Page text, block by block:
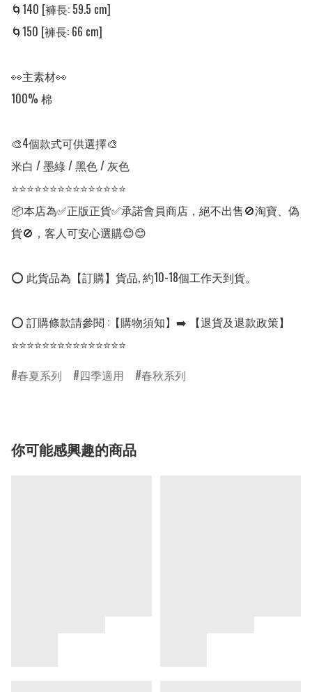
🌀140 [褲長: 59.5 cm]
🌀150 [褲長: 66 cm]
👀主素材👀
100% 棉
🎨4個款式可供選擇🎨
米白 / 墨綠 / 黑色 / 灰色
⭐⭐⭐⭐⭐⭐⭐⭐⭐⭐⭐⭐⭐⭐⭐
📦本店為✅正版正貨✅承諾會員商店，絕不出售🚫淘寶、偽
貨🚫，客人可安心選購😊😊
⭕ 此貨品為【訂購】貨品, 約10-18個工作天到貨。
⭕ 訂購條款請參閱 :【購物須知】➡️ 【退貨及退款政策】
⭐⭐⭐⭐⭐⭐⭐⭐⭐⭐⭐⭐⭐⭐⭐
春夏系列
四季適用 春秋系列
你可能感興趣的商品